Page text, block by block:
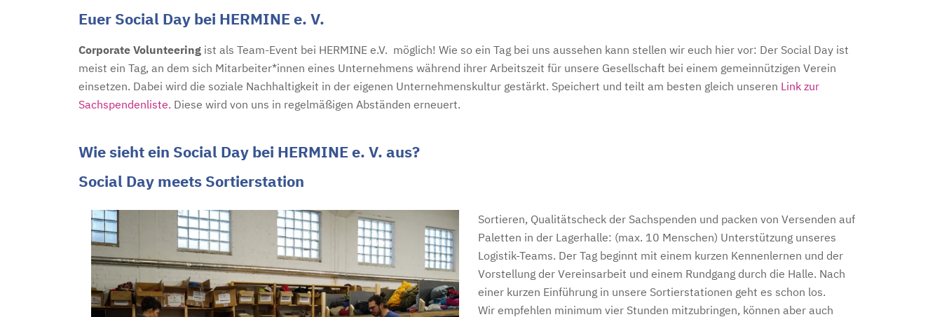
Euer Social Day bei HERMINE e. V.
Corporate Volunteering ist als Team-Event bei HERMINE e.V. möglich! Wie so ein Tag bei uns aussehen kann stellen wir euch hier vor: Der Social Day ist
meist ein Tag, an dem sich Mitarbeiter*innen eines Unternehmens während ihrer Arbeitszeit für unsere Gesellschaft bei einem gemeinnützigen Verein
einsetzen. Dabei wird die soziale Nachhaltigkeit in der eigenen Unternehmenskultur gestärkt. Speichert und teilt am besten gleich unseren Link zur
Sachspendenliste. Diese wird von uns in regelmäßigen Abständen erneuert.
Wie sieht ein Social Day bei HERMINE e. V. aus?
Social Day meets Sortierstation
Sortieren, Qualitätscheck der Sachspenden und packen von Versenden auf
Paletten in der Lagerhalle: (max. 10 Menschen) Unterstützung unseres
Logistik-Teams. Der Tag beginnt mit einem kurzen Kennenlernen und der
Vorstellung der Vereinsarbeit und einem Rundgang durch die Halle. Nach
einer kurzen Einführung in unsere Sortierstationen geht es schon los.
Wir empfehlen minimum vier Stunden mitzubringen, können aber auch